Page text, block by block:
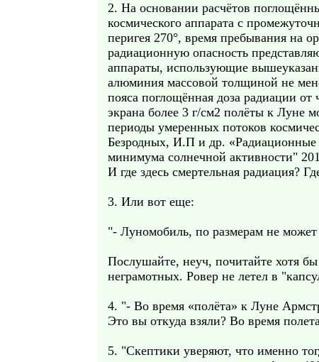
2. На основании расчётов
космического аппарата с
перигея 270°, время пребывания на
радиационную опасность
аппараты, использующие
алюминия массовой толщиной не
пояса поглощённая доза радиации
экрана более 3 г/см2 полёты к Луне
периоды умеренных потоков
Безродных, И.П и др. «Радиационные
минимума солнечной активности"
И где здесь смертельная радиация?
3. Или вот еще:
"- Луномобиль, по размерам не
Послушайте, неуч, почитайте хотя
неграмотных. Ровер не летел в
4. "- Во время «полёта» к Луне
Это вы откуда взяли? Во время
5. "Скептики уверяют, что именно